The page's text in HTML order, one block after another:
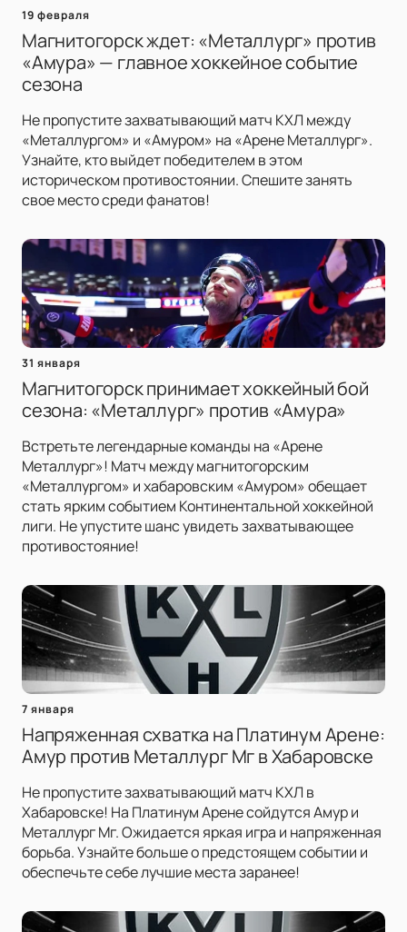
19 февраля
Магнитогорск ждет: «Металлург» против
«Амура» — главное хоккейное событие
сезона
Не пропустите захватывающий матч КХЛ между
«Металлургом» и «Амуром» на «Арене Металлург».
Узнайте, кто выйдет победителем в этом
историческом противостоянии. Спешите занять
свое место среди фанатов!
31 января
Магнитогорск принимает хоккейный бой
сезона: «Металлург» против «Амура»
Встретьте легендарные команды на «Арене
Металлург»! Матч между магнитогорским
«Металлургом» и хабаровским «Амуром» обещает
стать ярким событием Континентальной хоккейной
лиги. Не упустите шанс увидеть захватывающее
противостояние!
7 января
Напряженная схватка на Платинум Арене:
Амур против Металлург Мг в Хабаровске
Не пропустите захватывающий матч КХЛ в
Хабаровске! На Платинум Арене сойдутся Амур и
Металлург Мг. Ожидается яркая игра и напряженная
борьба. Узнайте больше о предстоящем событии и
обеспечьте себе лучшие места заранее!